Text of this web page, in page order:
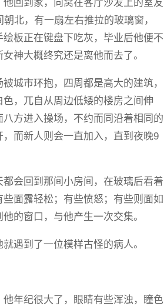
回到家，向窝在客厅沙发上的室友
北，有一扇左右推拉的玻璃窗，
板正在键盘下吃灰，毕业后他便不
神大概终究还是离他而去了。
城市环抱，四周都是高大的建筑，
，兀自从周边低矮的楼房之间伸
方进入操场，不约而同沿着相同的
而新人则会一直加入，直到夜晚9
会回到那间小房间，在玻璃后看着
面露轻松；有些愤怒；有些则面如
的窗口，与他产生一次交集。
遇到了一位模样古怪的病人。
年纪很大了，眼睛有些浑浊，瞳色